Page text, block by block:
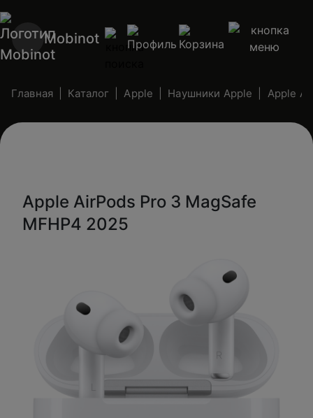
Mobinot
Главная Каталог Apple Наушники Apple Apple
Apple AirPods Pro 3 MagSafe
MFHP4 2025